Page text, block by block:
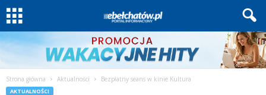
Strona główna Aktualności Bezpłatny seans w kinie Kultura
AKTUALNOŚCI